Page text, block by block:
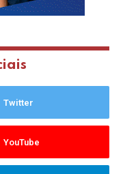
Twitter
YouTube